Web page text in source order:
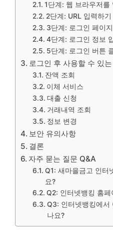
1단계: 웹 브라우저를
2단계: URL 입력하기
3단계: 로그인 페이
4단계: 로그인 정보
5단계: 로그인 버튼
로그인 후 사용할 수 있
잔액 조회
이체 서비스
대출 신청
거래내역 조회
정보 변경
보안 유의사항
결론
자주 묻는 질문 Q&A
Q1: 새마을금고 인터
요?
Q2: 인터넷뱅킹 홈
Q3: 인터넷뱅킹에서
나요?